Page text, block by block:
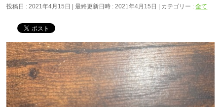
投稿日 : 2021年4月15日 最終更新日時 : 2021年4月15日 カテゴリー :全て